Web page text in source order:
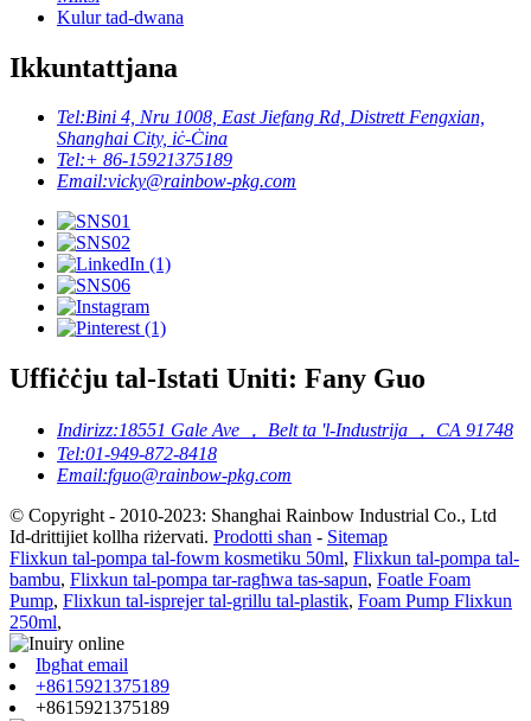
Kulur tad-dwana
Ikkuntattjana
Tel:Bini 4, Nru 1008, East Jiefang Rd, Distrett Fengxian,
Shanghai City, iċ-Ċina
Tel:+ 86-15921375189
Email:vicky@rainbow-pkg.com
Uffiċċju tal-Istati Uniti: Fany Guo
Indirizz:18551 Gale Ave ， Belt ta 'l-Industrija ， CA 91748
Tel:01-949-872-8418
Email:fguo@rainbow-pkg.com
© Copyright - 2010-2023: Shanghai Rainbow Industrial Co., Ltd
Id-drittijiet kollha riżervati. Prodotti sħan - Sitemap
Flixkun tal-pompa tal-fowm kosmetiku 50ml, Flixkun tal-pompa tal-
bambu, Flixkun tal-pompa tar-ragħwa tas-sapun, Foatle Foam
Pump, Flixkun tal-isprejer tal-grillu tal-plastik, Foam Pump Flixkun
250ml,
Ibgħat email
+8615921375189
+8615921375189